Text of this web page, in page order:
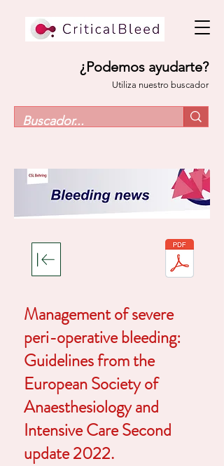
¿Podemos ayudarte?
Utiliza nuestro buscador
Management of severe
peri-operative bleeding:
Guidelines from the
European Society of
Anaesthesiology and
Intensive Care Second
update 2022.​​​